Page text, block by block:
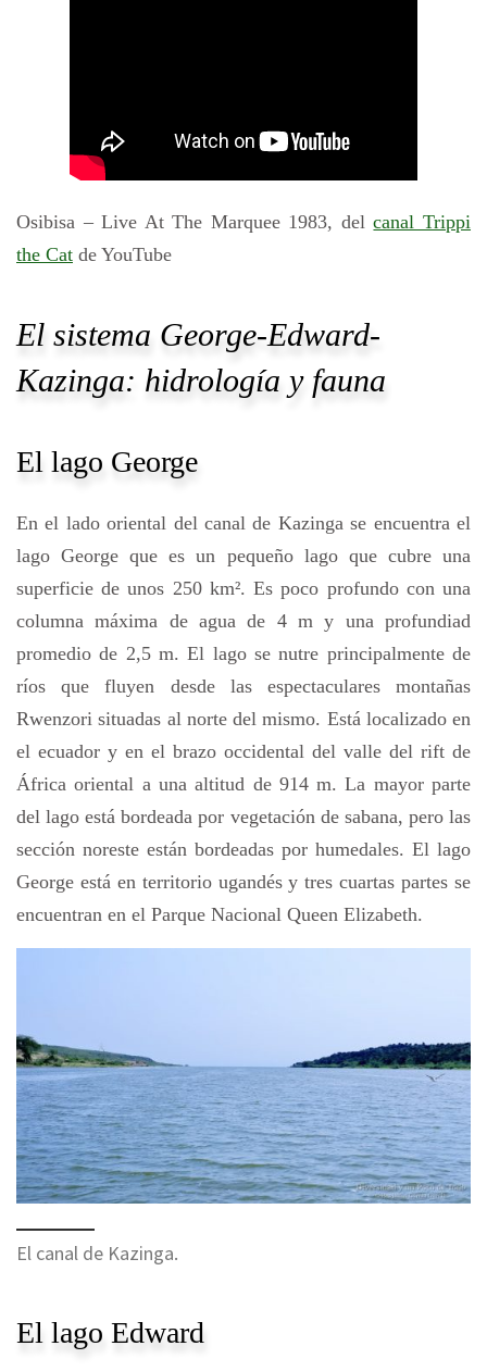
Osibisa – Live At The Marquee 1983, delcanal Trippi
the Cat de YouTube
El sistema George-Edward-
Kazinga: hidrología y fauna
El lago George
En el lado oriental del canal de Kazinga se encuentra el
lago George que es un pequeño lago que cubre una
superficie de unos 250 km². Es poco profundo con una
columna máxima de agua de 4 m y una profundiad
promedio de 2,5 m. El lago se nutre principalmente de
ríos que fluyen desde las espectaculares montañas
Rwenzori situadas al norte del mismo. Está localizado en
el ecuador y en el brazo occidental del valle del rift de
África oriental a una altitud de 914 m. La mayor parte
del lago está bordeada por vegetación de sabana, pero las
sección noreste están bordeadas por humedales. El lago
George está en territorio ugandés y tres cuartas partes se
encuentran en el Parque Nacional Queen Elizabeth.
El canal de Kazinga.
El lago Edward